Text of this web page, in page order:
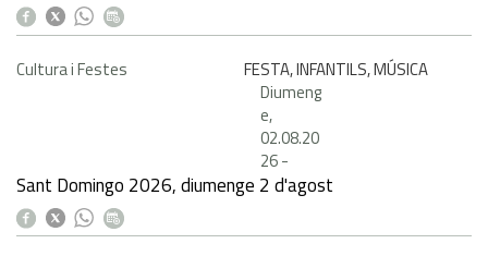
Cultura i Festes
FESTA, INFANTILS, MÚSICA
Diumeng
e,
02.08.20
26-
Sant Domingo 2026, diumenge 2 d'agost